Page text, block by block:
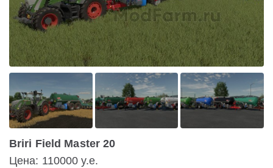
Briri Field Master 20
Цена: 110000 у.е.